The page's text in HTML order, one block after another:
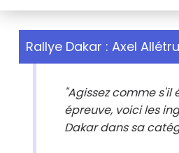
Rallye Dakar : Axel
"Agissez comme
épreuve, voici les
Dakar dans sa